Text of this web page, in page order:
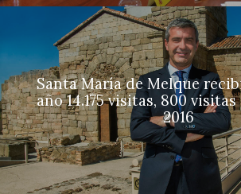
Santa María de Melque
año 14.175 visitas, 800
2016